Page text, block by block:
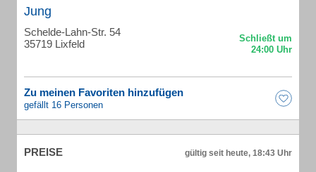
Jung
Schelde-Lahn-Str. 54
35719 Lixfeld
Zu meinen Favoriten hinzufügen
gefällt 16 Personen
PREISE gültig seit heute, 18:43 Uhr